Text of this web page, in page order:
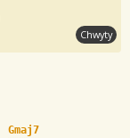
Chwyty
Gmaj7